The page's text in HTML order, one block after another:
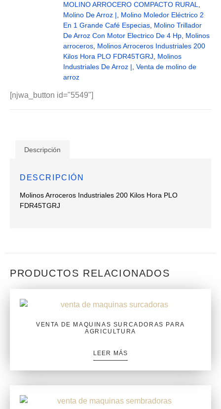
MOLINO ARROCERO COMPACTO RURAL
Molino De Arroz |
Molino Moledor Eléctrico 2
En 1 Grande Café Especias Molino Trillador
De Arroz Con Motor Electrico De 4 Hp Molinos
arroceros Molinos Arroceros Industriales 200
Kilos Hora PLO FDR45TGRJ
Molinos
Industriales De Arroz | Venta de molino de
arroz
[njwa_button id="5549"]
Descripción
DESCRIPCIÓN
Molinos Arroceros Industriales 200 Kilos Hora PLO
FDR45TGRJ
PRODUCTOS RELACIONADOS
VENTA DE MAQUINAS SURCADORAS PARA
AGRICULTURA
LEER MÁS